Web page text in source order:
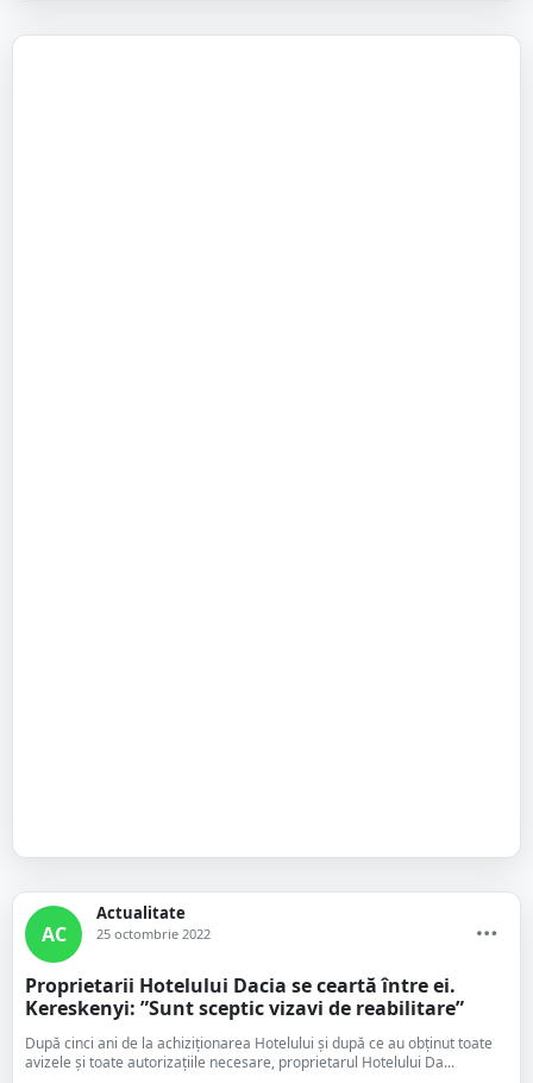
AC
Actualitate
25 octombrie 2022
Proprietarii Hotelului Dacia se ceartă între ei.
Kereskenyi: ”Sunt sceptic vizavi de reabilitare”
După cinci ani de la achiziționarea Hotelului și după ce au obținut toate
avizele și toate autorizațiile necesare, proprietarul Hotelului Da...